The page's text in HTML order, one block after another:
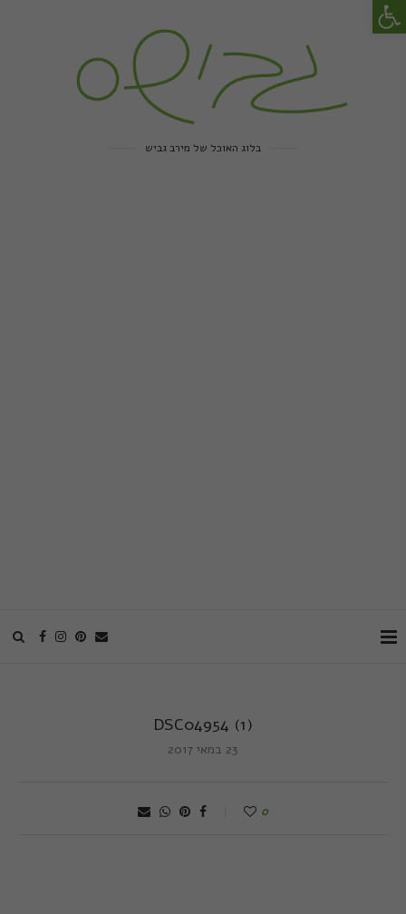
בלוג האוכל של מירב גביש
DSC04954 (1)
23 במאי 2017
0